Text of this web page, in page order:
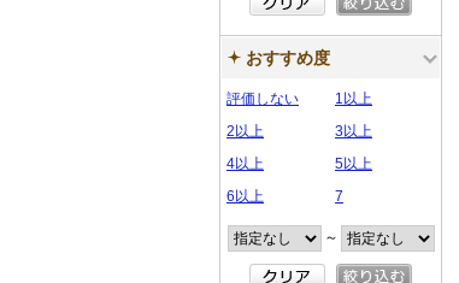
おすすめ度
評価しない
1以上
2以上
3以上
4以上
5以上
6以上
7
～